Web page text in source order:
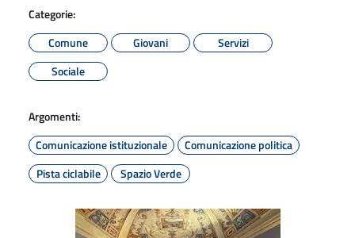
Categorie:
Comune
Giovani
Servizi
Sociale
Argomenti:
Comunicazione istituzionale
Comunicazione politica
Pista ciclabile
Spazio Verde